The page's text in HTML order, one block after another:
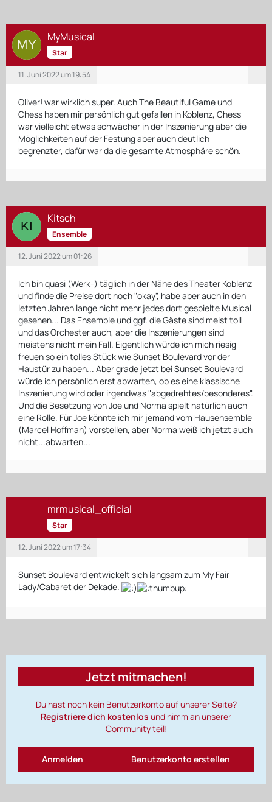
MyMusical
Star
11. Juni 2022 um 19:54
Oliver! war wirklich super. Auch The Beautiful Game und
Chess haben mir persönlich gut gefallen in Koblenz, Chess
war vielleicht etwas schwächer in der Inszenierung aber die
Möglichkeiten auf der Festung aber auch deutlich
begrenzter, dafür war da die gesamte Atmosphäre schön.
Kitsch
Ensemble
12. Juni 2022 um 01:26
Ich bin quasi (Werk-) täglich in der Nähe des Theater Koblenz
und finde die Preise dort noch "okay", habe aber auch in den
letzten Jahren lange nicht mehr jedes dort gespielte Musical
gesehen... Das Ensemble und ggf. die Gäste sind meist toll
und das Orchester auch, aber die Inszenierungen sind
meistens nicht mein Fall. Eigentlich würde ich mich riesig
freuen so ein tolles Stück wie Sunset Boulevard vor der
Haustür zu haben... Aber grade jetzt bei Sunset Boulevard
würde ich persönlich erst abwarten, ob es eine klassische
Inszenierung wird oder irgendwas "abgedrehtes/besonderes".
Und die Besetzung von Joe und Norma spielt natürlich auch
eine Rolle. Für Joe könnte ich mir jemand vom Hausensemble
(Marcel Hoffman) vorstellen, aber Norma weiß ich jetzt auch
nicht...abwarten...
mrmusical_official
Star
12. Juni 2022 um 17:34
Sunset Boulevard entwickelt sich langsam zum My Fair
Lady/Cabaret der Dekade.
Jetzt mitmachen!
Du hast noch kein Benutzerkonto auf unserer Seite?
Registriere dich kostenlos und nimm an unserer
Community teil!
Benutzerkonto erstellen
Anmelden